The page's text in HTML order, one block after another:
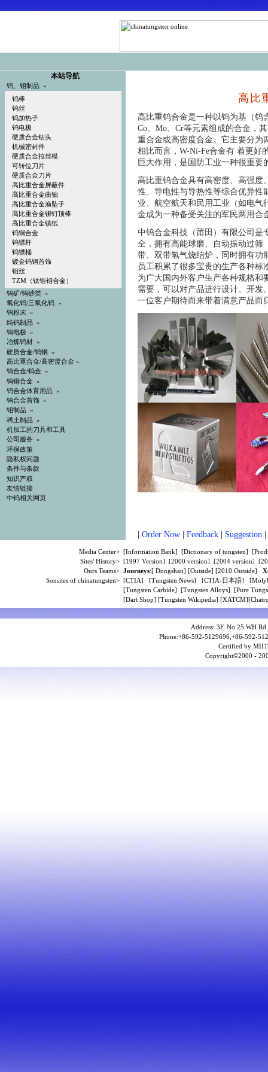
本站导航
钨、钼制品 »
钨棒
钨丝
钨加热子
钨电极
硬质合金钻头
机械密封件
硬质合金拉丝模
可转位刀片
硬质合金刀片
高比重合金屏蔽件
高比重合金曲轴
高比重合金渔坠子
高比重合金铆钉顶棒
高比重合金镇纸
钨铜合金
钨镖杆
钨镖桶
镀金钨钢首饰
钼丝
TZM（钛锆钼合金）
钨矿/钨砂类 »
氧化钨/三氧化钨 »
钨粉末 »
纯钨制品 »
钨电极 »
冶炼钨材 »
硬质合金/钨钢 »
高比重合金/高密度合金 »
钨合金/钨金 »
钨铜合金 »
钨合金体育用品 »
钨合金首饰 »
钼制品 »
稀土制品 »
机加工的刀具和工具
公司服务 »
环保政策
隐私权问题
条件与条款
知识产权
友情链接
中钨相关网页
高比
高比重钨合金是一种以钨为基（钨
Co、Mo、Cr等元素组成的合金，
重合金或高密度合金。它主要分为
相比而言，W-Ni-Fe合金有 着更好
巨大作用，是国防工业一种很重
高比重钨合金具有高密度、高强度
性、导电性与导热性等综合优异性
业、航空航天和民用工业（如电
金成为一种备受关注的军民两用合
中钨合金科技（莆田）有限公司是
全，拥有高能球磨、自动振动过筛
带、双带氢气烧结炉，同时拥有功
员工积累了很多宝贵的生产各种
为广大国内外客户生产各种规格
需要，可以对产品进行设计、开
一位客户期待而来带着满意产品而
| Order Now | Feedback | Suggestion |
Media Center> [Information Bank] [Dictionary of tungsten] [
Sites' History> [1997 Version] [2000 version] [2004 version] [
Ours Teams> Journeys:[ Dongshan] [Outside] [2010 Outside]
Sonsites of chinatungsten> [CTIA] [Tungsten News] [CTIA-日本語] [
[Tungsten Carbide] [Tungsten Alloys] [Pure
[Dart Shop] [Tungsten Wikipedia] [XATCM][
Address: 3F, No.25 WH
Phone:+86-592-5129696,+86-592-
Certified by
Copyright©2000 -